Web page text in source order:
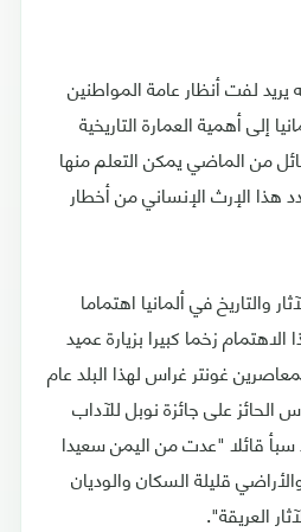
لفت أنظار عامة المواطنين
إلى أهمية العمارة التاريخية
من الماضي يمكن التعلم منها
هذا الإرث الإنساني من أخطار
والتاريخ في ألمانيا اهتماما
زخما كبيرا بزيارة عميد
غونتر غراس لهذا البلد عام
الحائز على جائزة نوبل للآداب
ببلاد سبأ قائلا "عدت من اليمن سعيدا
قليلة السكان والوديان
العريقة".